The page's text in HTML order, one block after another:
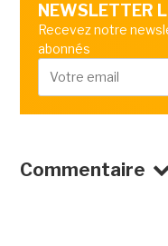
NEWSLETTER
Recevez notre
abonnés
Commentaire